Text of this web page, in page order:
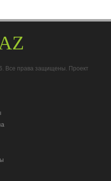
Все права защищены. Проект